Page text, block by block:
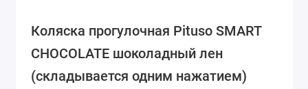
Коляска прогулочная Pituso SMART
CHOCOLATE шоколадный лен
(складывается одним нажатием)